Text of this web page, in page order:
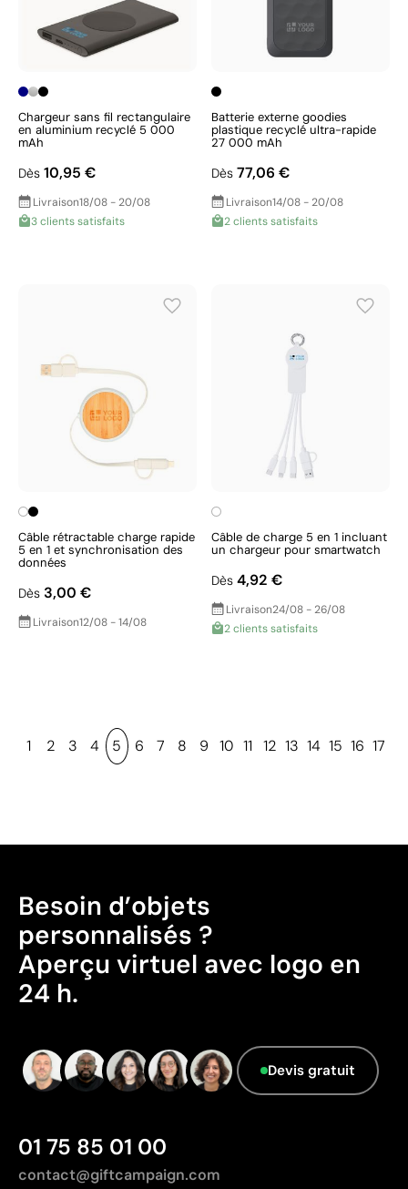
Chargeur sans fil rectangulaire
en aluminium recyclé 5 000
mAh
Dès 10,95 €
Livraison18/08 - 20/08
3 clients satisfaits
Batterie externe goodies
plastique recyclé ultra-rapide
27 000 mAh
Dès 77,06 €
Livraison14/08 - 20/08
2 clients satisfaits
Câble rétractable charge rapide
5 en 1 et synchronisation des
données
Dès 3,00 €
Livraison12/08 - 14/08
Câble de charge 5 en 1 incluant
un chargeur pour smartwatch
Dès 4,92 €
Livraison24/08 - 26/08
2 clients satisfaits
1 2 3 4 5 6 7 8 9 10 11 12 13 14 15 16 17
Besoin d’objets
personnalisés ?
Aperçu virtuel avec logo en
24 h.
Devis gratuit
01 75 85 01 00
contact@giftcampaign.com